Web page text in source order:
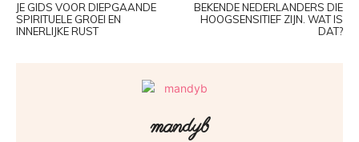
JE GIDS VOOR DIEPGAANDE
SPIRITUELE GROEI EN
INNERLIJKE RUST
BEKENDE NEDERLANDERS DIE
HOOGSENSITIEF ZIJN. WAT IS
DAT?
mandyb